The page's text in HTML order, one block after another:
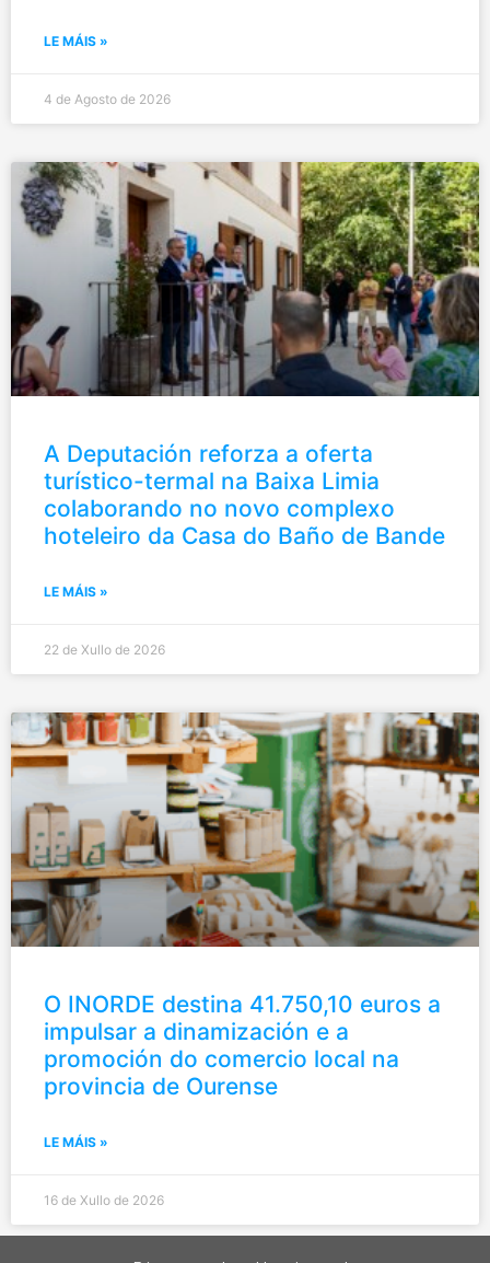
LE MÁIS »
4 de Agosto de 2026
A Deputación reforza a oferta
turístico-termal na Baixa Limia
colaborando no novo complexo
hoteleiro da Casa do Baño de Bande
LE MÁIS »
22 de Xullo de 2026
O INORDE destina 41.750,10 euros a
impulsar a dinamización e a
promoción do comercio local na
provincia de Ourense
LE MÁIS »
16 de Xullo de 2026